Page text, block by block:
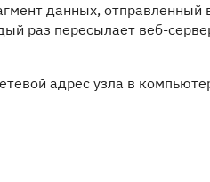
данных,
раз пересылает веб-
адрес узла в